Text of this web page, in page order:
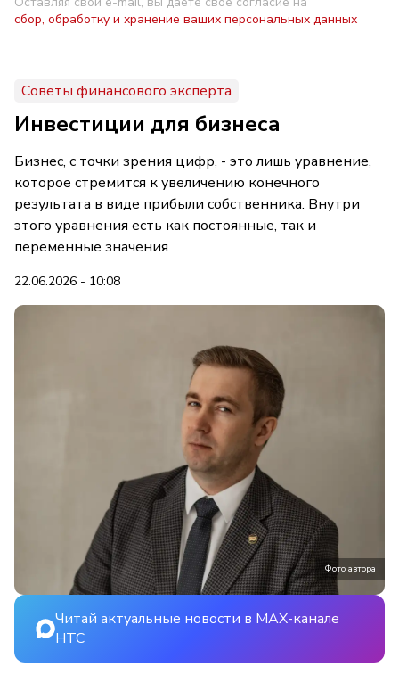
сбор, обработку и хранение ваших персональных данных
Советы финансового эксперта
Инвестиции для бизнеса
Бизнес, с точки зрения цифр, - это лишь уравнение,
которое стремится к увеличению конечного
результата в виде прибыли собственника. Внутри
этого уравнения есть как постоянные, так и
переменные значения
22.06.2026 - 10:08
Фото автора
Читай актуальные новости в MAX-канале
НТС